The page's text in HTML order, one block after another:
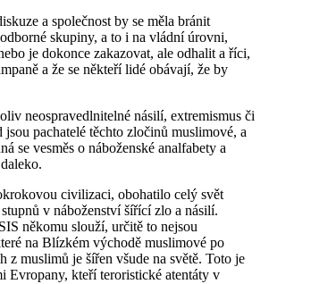
a společnost by se měla bránit
skupiny, a to i na vládní úrovni,
je dokonce zakazovat, ale odhalit a říci,
a že se někteří lidé obávají, že by
neospravedlnitelné násilí, extremismus či
pachatelé těchto zločinů muslimové, a
se vesměs o náboženské analfabety a
civilizaci, obohatilo celý svět
v náboženství šířící zlo a násilí.
někomu slouží, určitě to nejsou
na Blízkém východě muslimové po
muslimů je šířen všude na světě. Toto je
Evropany, kteří teroristické atentáty v